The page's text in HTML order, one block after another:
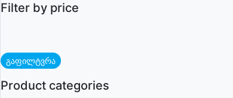
Filter by price
გაფილტვრა
Product categories